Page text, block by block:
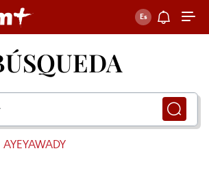
AYEYAWADY